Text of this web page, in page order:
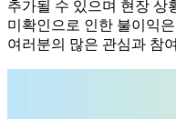
추가될 수 있으며 현장 상
미확인으로 인한 불이익
여러분의 많은 관심과 참